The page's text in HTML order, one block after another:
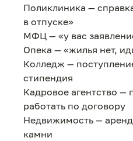
Поликлиника —
в отпуске»
МФЦ — «у вас
Опека — «жилья нет,
Колледж —
стипендия
Кадровое агентство —
работать по договору
Недвижимость —
камни